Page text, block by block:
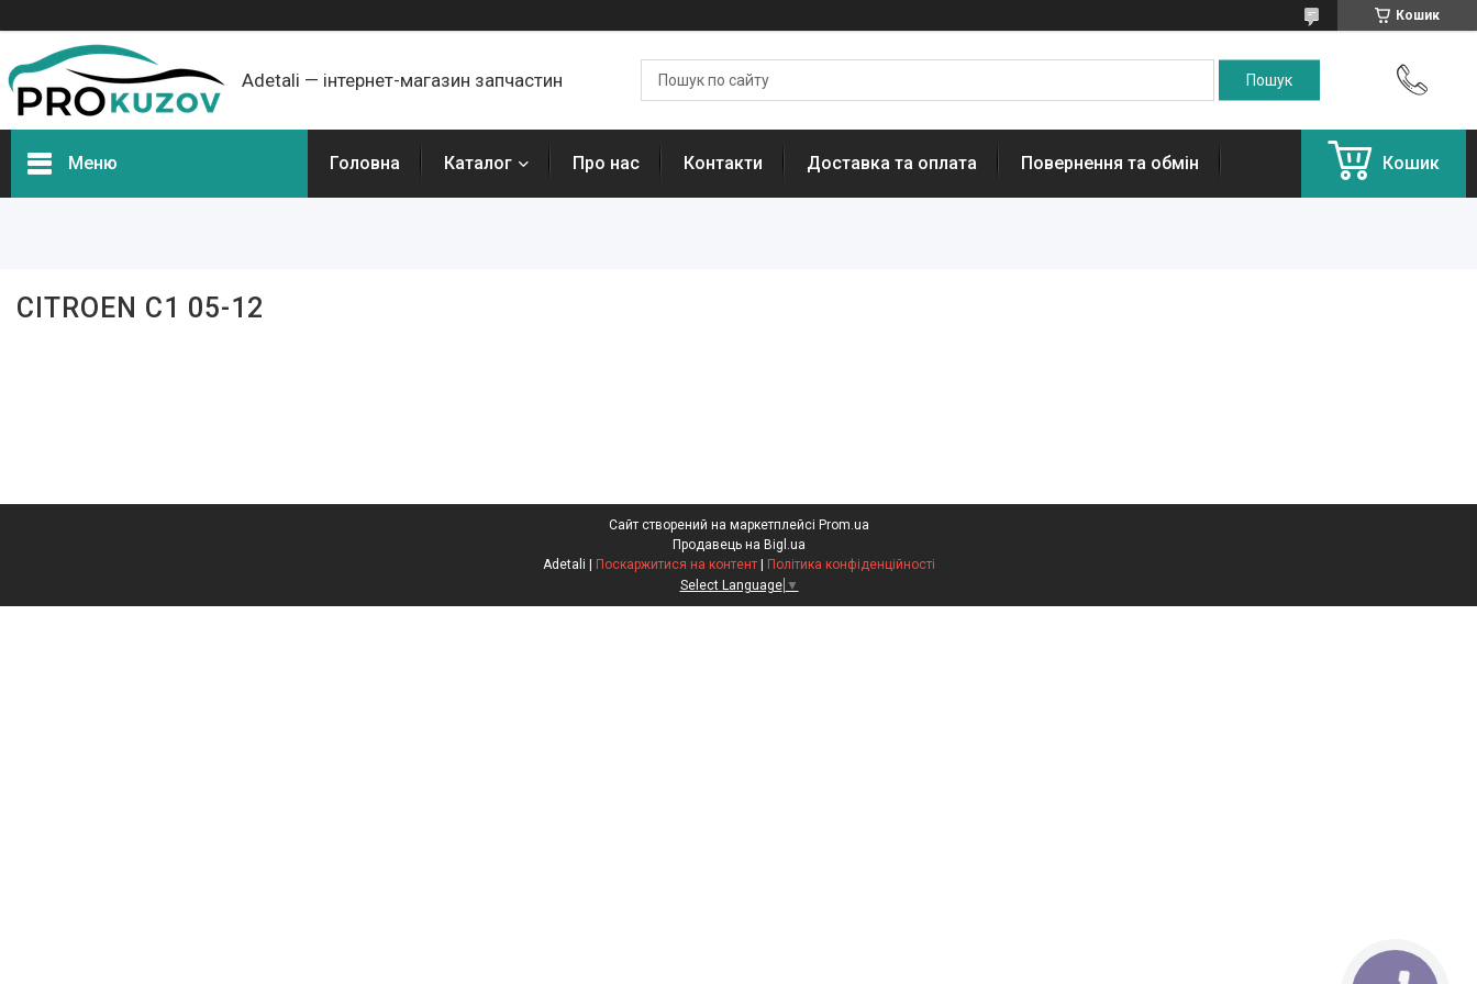
Кошик
Adetali — інтернет-магазин запчастин
Меню
Про нас
Головна Каталог Про нас Контакти Доставка та оплата Повернення та обмін Кошик
CITROEN C1 05-12
Сайт створений на маркетплейсі Prom.ua
Продавець на Bigl.ua
Поскаржитися на контент
Політика конфіденційності
Select Language ▼